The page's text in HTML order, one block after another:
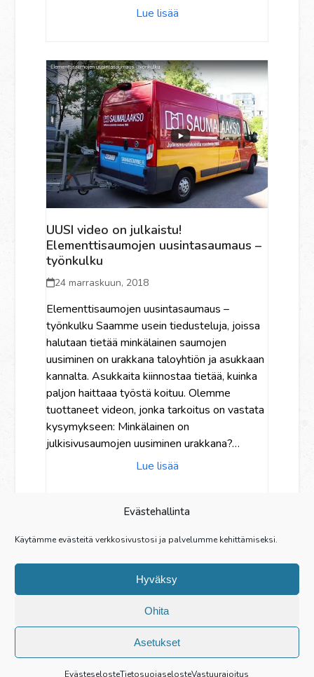
Evästehallinta
Käytämme evästeitä verkkosivustosi ja palvelumme kehittämiseksi.
Hyväksy
Ohita
Asetukset
EvästeselosteTietosuojaselosteVastuurajoitus
Lue lisää
UUSI video on julkaistu!
Elementtisaumojen uusintasaumaus –
työnkulku
24 marraskuun, 2018
Elementtisaumojen uusintasaumaus –
työnkulku Saamme usein tiedusteluja, joissa
halutaan tietää minkälainen saumojen
uusiminen on urakkana taloyhtiön ja asukkaan
kannalta. Asukkaita kiinnostaa tietää, kuinka
paljon haittaaa työstä koituu. Olemme
tuottaneet videon, jonka tarkoitus on vastata
kysymykseen: Minkälainen on
julkisivusaumojen uusiminen urakkana?…
Lue lisää
Previous
Page
1 … Page
8 Page
9 Page
10 Page
11 Page
12
© Saumalaakso Oy 1986- 2026 - Tämä sivu käyttää evästeitä.